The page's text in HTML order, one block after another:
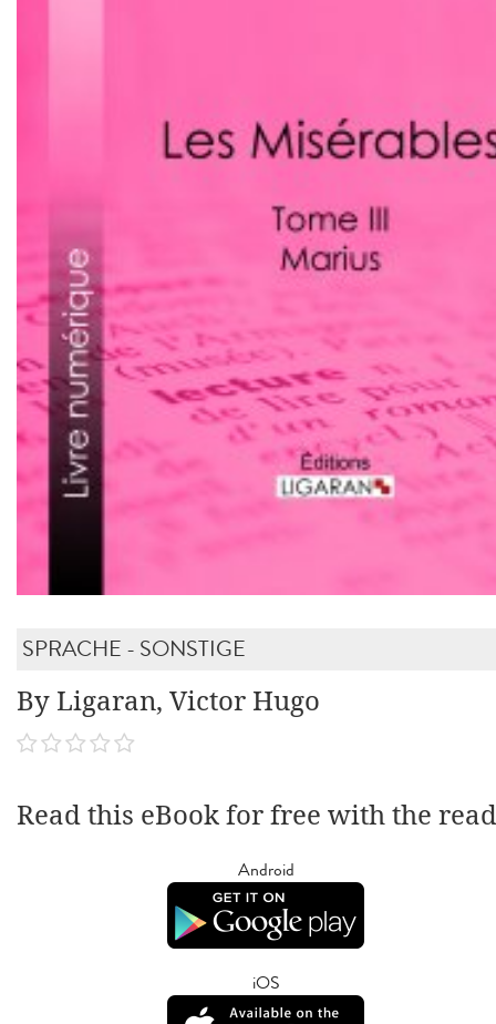
SPRACHE - SONSTIGE
By Ligaran, Victor Hugo
Read this eBook for free with the
Android
iOS